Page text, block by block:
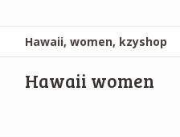
Hawaii women